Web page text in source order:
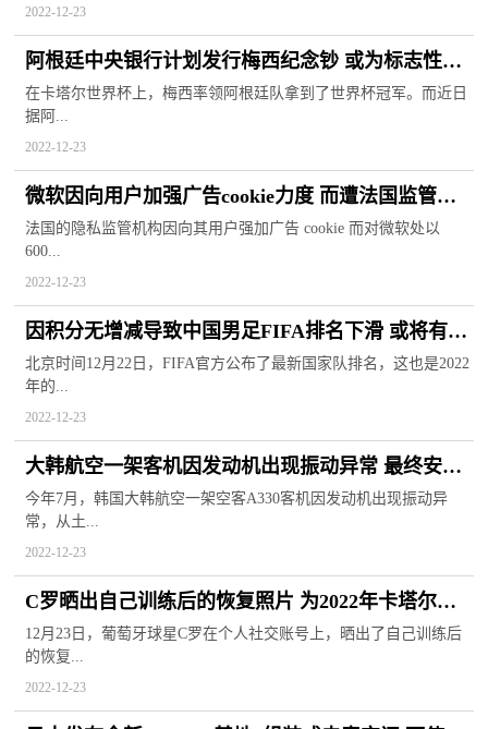
2022-12-23
阿根廷中央银行计划发行梅西纪念钞 或为标志性数
字1000比索
在卡塔尔世界杯上，梅西率领阿根廷队拿到了世界杯冠军。而近日
据阿...
2022-12-23
微软因向用户加强广告cookie力度 而遭法国监管部
门罚款6000万欧元
法国的隐私监管机构因向其用户强加广告 cookie 而对微软处以
600...
2022-12-23
因积分无增减导致中国男足FIFA排名下滑 或将有缘
美加墨世界杯
北京时间12月22日，FIFA官方公布了最新国家队排名，这也是2022
年的...
2022-12-23
大韩航空一架客机因发动机出现振动异常 最终安全
降落仁川国际机场
今年7月，韩国大韩航空一架空客A330客机因发动机出现振动异
常，从土...
2022-12-23
C罗晒出自己训练后的恢复照片 为2022年卡塔尔世
界杯后首次发文
12月23日，葡萄牙球星C罗在个人社交账号上，晒出了自己训练后
的恢复...
2022-12-23